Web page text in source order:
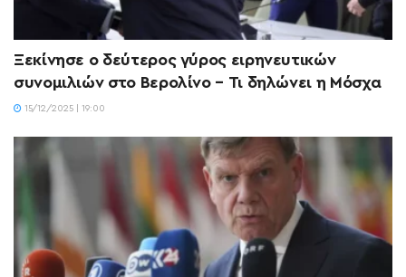
Ξεκίνησε ο δεύτερος γύρος ειρηνευτικών
συνομιλιών στο Βερολίνο – Τι δηλώνει η Μόσχα
15/12/2025 | 19:00